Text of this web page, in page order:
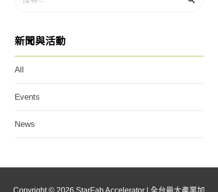
新聞與活動
All
Events
News
Copyright © 2026 StarFab Accelerator | 全台最大產業加